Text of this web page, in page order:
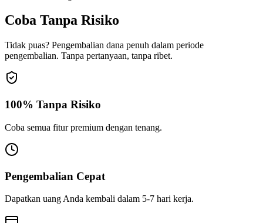
Coba Tanpa Risiko
Tidak puas? Pengembalian dana penuh dalam periode
pengembalian. Tanpa pertanyaan, tanpa ribet.
100% Tanpa Risiko
Coba semua fitur premium dengan tenang.
Pengembalian Cepat
Dapatkan uang Anda kembali dalam 5-7 hari kerja.